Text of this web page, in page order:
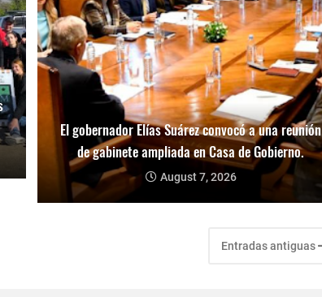
El gobernador Elías Suárez convocó a una reunión
de gabinete ampliada en Casa de Gobierno.
August 7, 2026
Entradas antiguas